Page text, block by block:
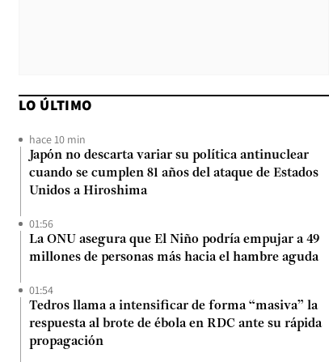
LO ÚLTIMO
hace 10 min
Japón no descarta variar su política antinuclear
cuando se cumplen 81 años del ataque de Estados
Unidos a Hiroshima
01:56
La ONU asegura que El Niño podría empujar a 49
millones de personas más hacia el hambre aguda
01:54
Tedros llama a intensificar de forma “masiva” la
respuesta al brote de ébola en RDC ante su rápida
propagación